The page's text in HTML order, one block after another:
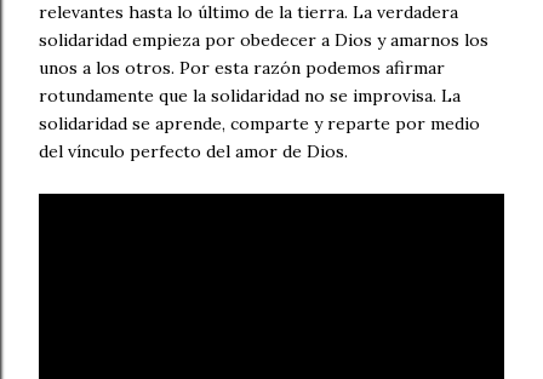
relevantes hasta lo último de la tierra. La verdadera
solidaridad empieza por obedecer a Dios y amarnos los
unos a los otros. Por esta razón podemos afirmar
rotundamente que la solidaridad no se improvisa. La
solidaridad se aprende, comparte y reparte por medio
del vínculo perfecto del amor de Dios.